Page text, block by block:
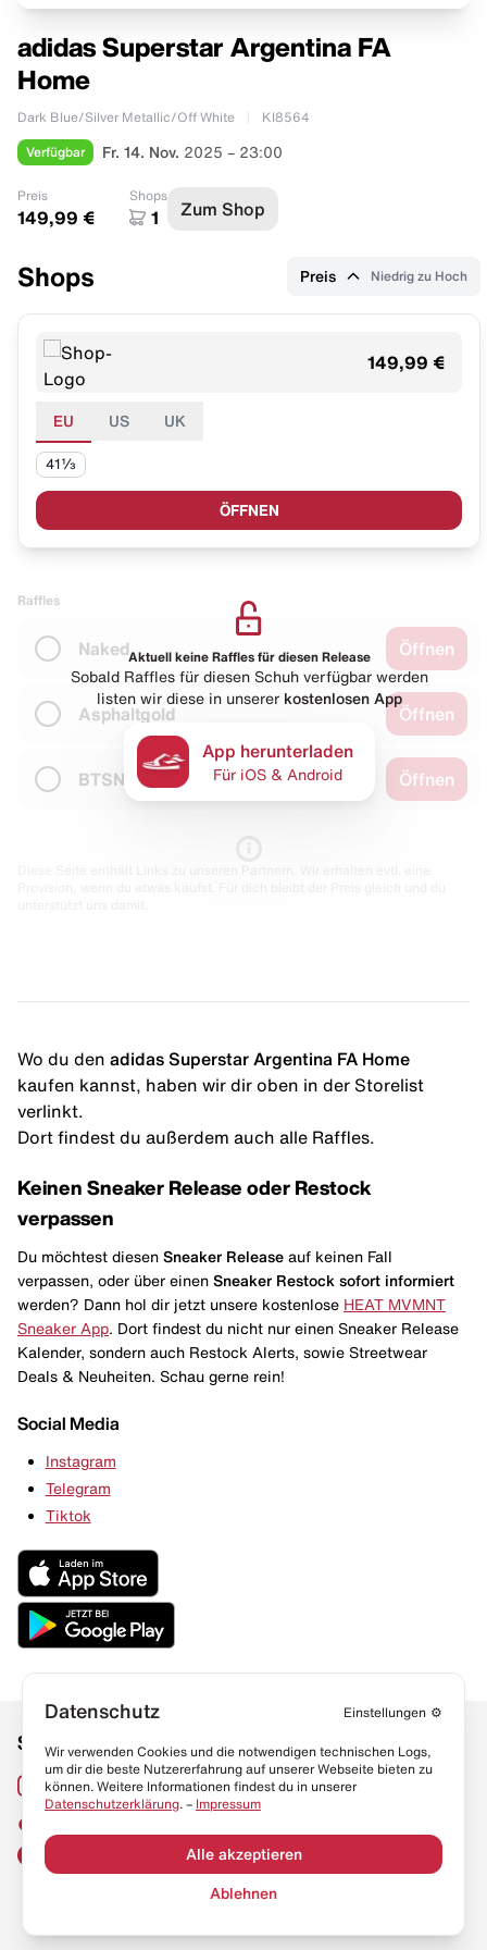
adidas Superstar Argentina FA
Home
Dark Blue/Silver Metallic/Off White KI8564
Verfügbar Fr. 14. Nov. 2025 – 23:00
Preis
149,99 €
Shops
1 Zum Shop
Shops Preis Niedrig zu Hoch
149,99 €
EU US UK
41⅓
ÖFFNEN
Raffles
Naked Öffnen
Asphaltgold Öffnen
BTSN Öffnen
Aktuell keine Raffles für diesen Release
Sobald Raffles für diesen Schuh verfügbar werden
listen wir diese in unserer kostenlosen App
App herunterladen
Für iOS & Android
Wo du den adidas Superstar Argentina FA Home
kaufen kannst, haben wir dir oben in der Storelist
verlinkt.
Dort findest du außerdem auch alle Raffles.
Keinen Sneaker Release oder Restock
verpassen
Du möchtest diesen Sneaker Release auf keinen Fall
verpassen, oder über einen Sneaker Restock sofort informiert
werden? Dann hol dir jetzt unsere kostenlose HEAT MVMNT
Sneaker App . Dort findest du nicht nur einen Sneaker Release
Kalender, sondern auch Restock Alerts, sowie Streetwear
Deals & Neuheiten. Schau gerne rein!
Social Media
Instagram
Telegram
Tiktok
Social Media
Instagram
Links
Sneaker Lexikon
Resell Guide
Datenschutz
Datenschutz Einstellungen ⚙️
Wir verwenden Cookies und die notwendigen technischen Logs,
um dir die beste Nutzererfahrung auf unserer Webseite bieten zu
können. Weitere Informationen findest du in unserer
Datenschutzerklärung. – Impressum
Alle akzeptieren
Ablehnen